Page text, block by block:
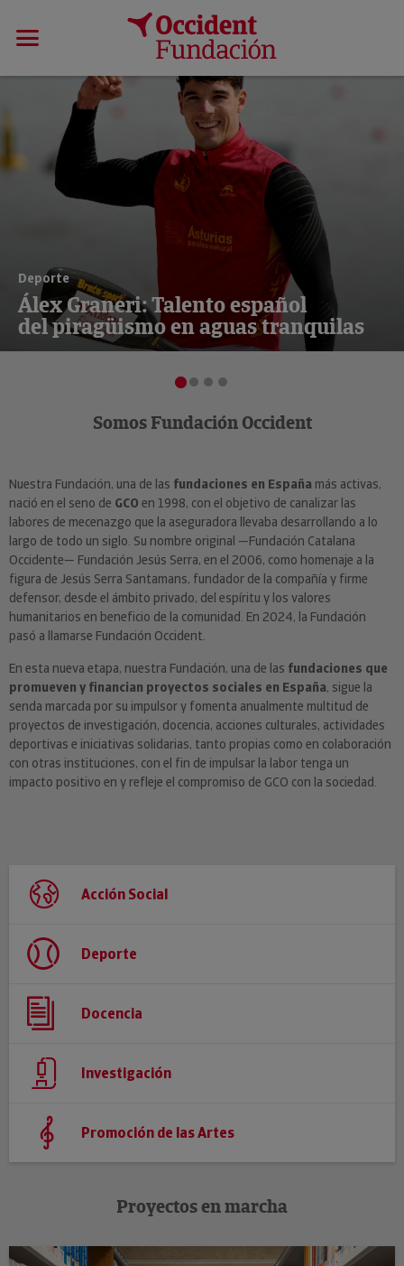
Deporte
Álex Graneri: Talento español
del piragüismo en aguas tranquilas
Somos Fundación Occident
Nuestra Fundación, una de las fundaciones en España más activas,
nació en el seno de GCO en 1998, con el objetivo de canalizar las
labores de mecenazgo que la aseguradora llevaba desarrollando a lo
largo de todo un siglo. Su nombre original —Fundación Catalana
Occidente— Fundación Jesús Serra, en el 2006, como homenaje a la
figura de Jesús Serra Santamans, fundador de la compañía y firme
defensor, desde el ámbito privado, del espíritu y los valores
humanitarios en beneficio de la comunidad. En 2024, la Fundación
pasó a llamarse Fundación Occident.
En esta nueva etapa, nuestra Fundación, una de las fundaciones que
promueven y financian proyectos sociales en España, sigue la
senda marcada por su impulsor y fomenta anualmente multitud de
proyectos de investigación, docencia, acciones culturales, actividades
deportivas e iniciativas solidarias, tanto propias como en colaboración
con otras instituciones, con el fin de impulsar la labor tenga un
impacto positivo en y refleje el compromiso de GCO con la sociedad.
Acción Social
Deporte
Docencia
Investigación
Promoción de las Artes
Proyectos en marcha